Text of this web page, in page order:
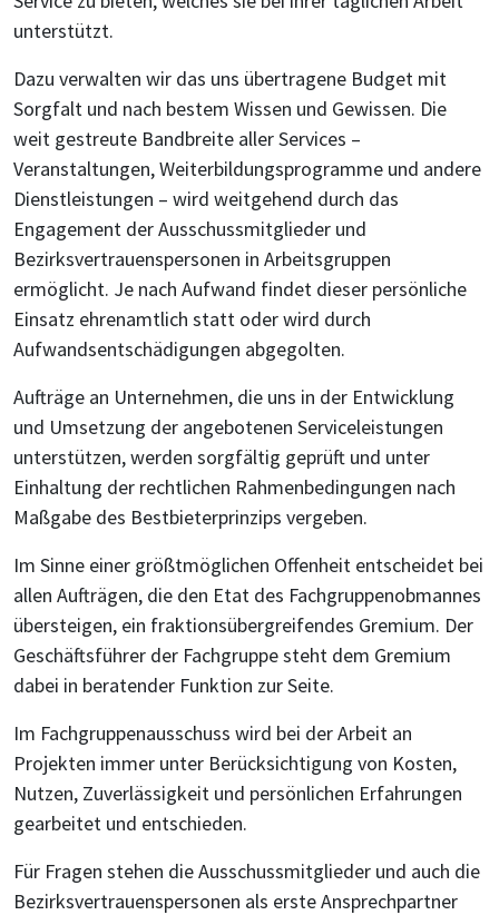
unterstützt.
Dazu verwalten wir das uns übertragene Budget mit
Sorgfalt und nach bestem Wissen und Gewissen. Die
weit gestreute Bandbreite aller Services –
Veranstaltungen, Weiterbildungsprogramme und andere
Dienstleistungen – wird weitgehend durch das
Engagement der Ausschussmitglieder und
Bezirksvertrauenspersonen in Arbeitsgruppen
ermöglicht. Je nach Aufwand findet dieser persönliche
Einsatz ehrenamtlich statt oder wird durch
Aufwandsentschädigungen abgegolten.
Aufträge an Unternehmen, die uns in der Entwicklung
und Umsetzung der angebotenen Serviceleistungen
unterstützen, werden sorgfältig geprüft und unter
Einhaltung der rechtlichen Rahmenbedingungen nach
Maßgabe des Bestbieterprinzips vergeben.
Im Sinne einer größtmöglichen Offenheit entscheidet bei
allen Aufträgen, die den Etat des Fachgruppenobmannes
übersteigen, ein fraktionsübergreifendes Gremium. Der
Geschäftsführer der Fachgruppe steht dem Gremium
dabei in beratender Funktion zur Seite.
Im Fachgruppenausschuss wird bei der Arbeit an
Projekten immer unter Berücksichtigung von Kosten,
Nutzen, Zuverlässigkeit und persönlichen Erfahrungen
gearbeitet und entschieden.
Für Fragen stehen die Ausschussmitglieder und auch die
Bezirksvertrauenspersonen als erste Ansprechpartner